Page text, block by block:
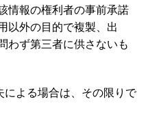
情報の権利者の事前承諾
以外の目的で複製、出
わず第三者に供さないも
による場合は、その限りで